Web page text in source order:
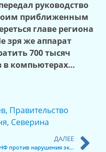
руководство
приближенным
главе региона
зря же аппарат
700 тысяч
в компьютерах…
, Правительство
, Северина
ДАЛЕЕ
ОНФ против нарушения экологии в Лихославльском районе